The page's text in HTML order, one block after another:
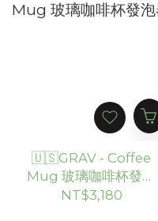
🇺🇸GRAV - Coffee
Mug 玻璃咖啡杯發泡
器
NT$3,180